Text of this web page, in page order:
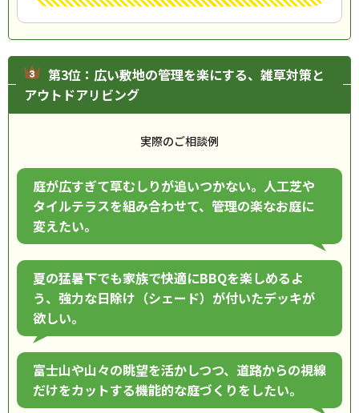
第3位：広い敷地の管理を楽にする、雑草対策と
アウトドアリビング
実際のご相談例
庭が広すぎて草むしりが追いつかない。人工芝や
タイルテラスを組み合わせて、管理の楽なお庭に
変えたい。
夏の猛暑下でも家族で快適にBBQを楽しめるよ
う、強力な日除け（シェード）が付いたデッキが
欲しい。
富士山や山々の眺望を活かしつつ、道路からの視線
だけをカットする機能的な庭づくりをしたい。